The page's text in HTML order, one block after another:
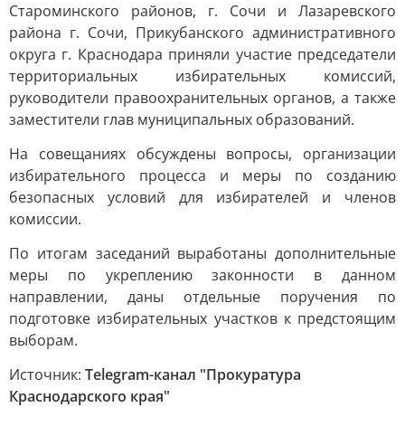
Староминского районов, г. Сочи и Лазаревского
района г. Сочи, Прикубанского административного
округа г. Краснодара приняли участие председатели
территориальных избирательных комиссий,
руководители правоохранительных органов, а также
заместители глав муниципальных образований.
На совещаниях обсуждены вопросы, организации
избирательного процесса и меры по созданию
безопасных условий для избирателей и членов
комиссии.
По итогам заседаний выработаны дополнительные
меры по укреплению законности в данном
направлении, даны отдельные поручения по
подготовке избирательных участков к предстоящим
выборам.
Источник: Telegram-канал "Прокуратура
Краснодарского края"